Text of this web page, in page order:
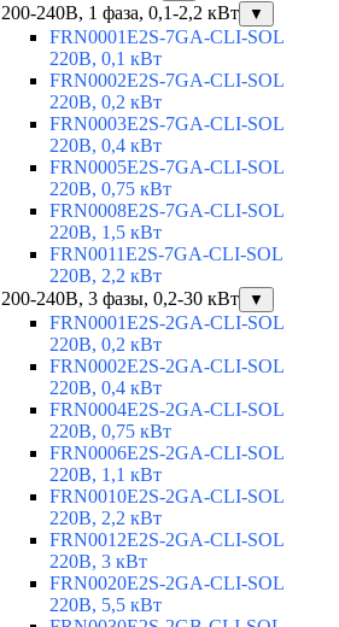
200-240В, 1 фаза, 0,1-2,2 кВт ▼
FRN0001E2S-7GA-CLI-SOL
220В, 0,1 кВт
FRN0002E2S-7GA-CLI-SOL
220В, 0,2 кВт
FRN0003E2S-7GA-CLI-SOL
220В, 0,4 кВт
FRN0005E2S-7GA-CLI-SOL
220В, 0,75 кВт
FRN0008E2S-7GA-CLI-SOL
220В, 1,5 кВт
FRN0011E2S-7GA-CLI-SOL
220В, 2,2 кВт
200-240В, 3 фазы, 0,2-30 кВт
▼
FRN0001E2S-2GA-CLI-SOL
220В, 0,2 кВт
FRN0002E2S-2GA-CLI-SOL
220В, 0,4 кВт
FRN0004E2S-2GA-CLI-SOL
220В, 0,75 кВт
FRN0006E2S-2GA-CLI-SOL
220В, 1,1 кВт
FRN0010E2S-2GA-CLI-SOL
220В, 2,2 кВт
FRN0012E2S-2GA-CLI-SOL
220В, 3 кВт
FRN0020E2S-2GA-CLI-SOL
220В, 5,5 кВт